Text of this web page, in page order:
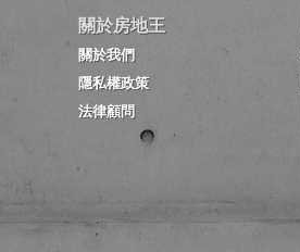
關於房地王
關於我們
隱私權政策
法律顧問